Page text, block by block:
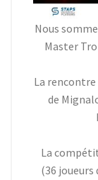
Nous
Master
La rencontre
de
La
(36 joueurs